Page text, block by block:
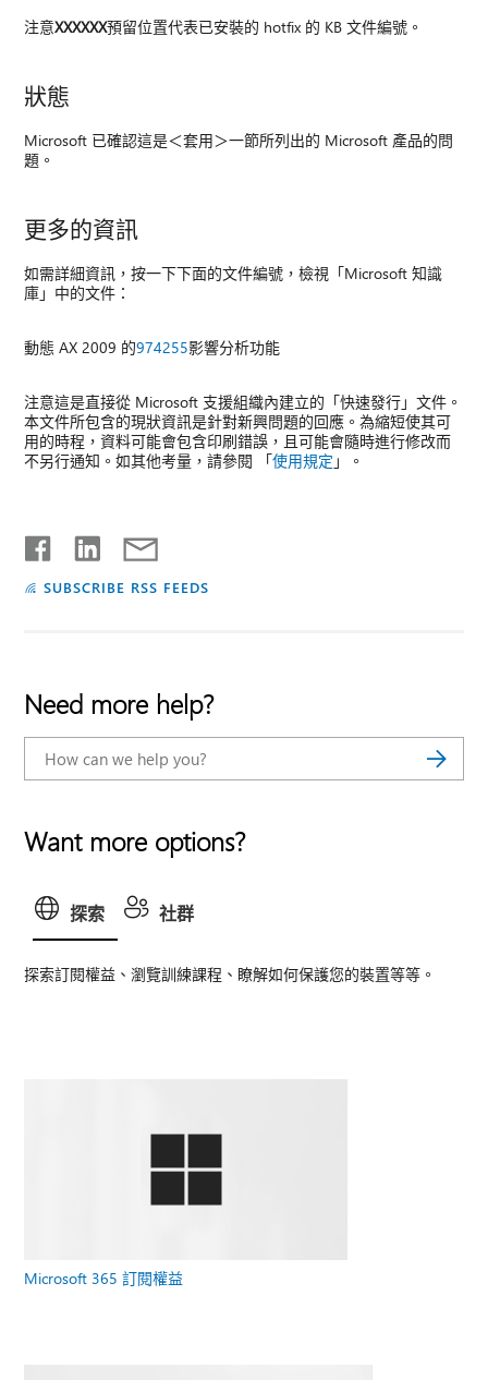
注意XXXXXX預留位置代表已安裝的 hotfix 的 KB 文件編號。
狀態
Microsoft 已確認這是＜套用＞一節所列出的 Microsoft 產品的問
題。
更多的資訊
如需詳細資訊，按一下下面的文件編號，檢視「Microsoft 知識
庫」中的文件：
動態 AX 2009 的974255影響分析功能
注意這是直接從 Microsoft 支援組織內建立的「快速發行」文件。
本文件所包含的現狀資訊是針對新興問題的回應。為縮短使其可
用的時程，資料可能會包含印刷錯誤，且可能會隨時進行修改而
不另行通知。如其他考量，請參閱 「使用規定 」。
SUBSCRIBE RSS FEEDS
Need more help?
Want more options?
探索 社群
探索訂閱權益、瀏覽訓練課程、瞭解如何保護您的裝置等等。
Microsoft 365 訂閱權益